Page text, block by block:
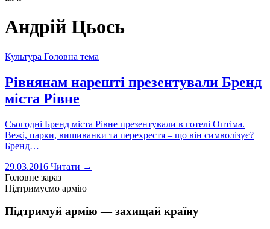
Андрій Цьось
Культура Головна тема
Рівнянам нарешті презентували Бренд
міста Рівне
Сьогодні Бренд міста Рівне презентували в готелі Оптіма.
Вежі, парки, вишиванки та перехрестя – що він символізує?
Бренд…
29.03.2016 Читати →
Головне зараз
Підтримуємо армію
Підтримуй армію — захищай країну